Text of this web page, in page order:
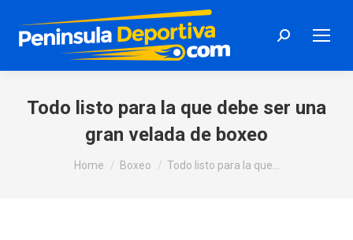
Search:
Todo listo para la que debe ser una
gran velada de boxeo
You are here:
Home Boxeo Todo listo para la que…